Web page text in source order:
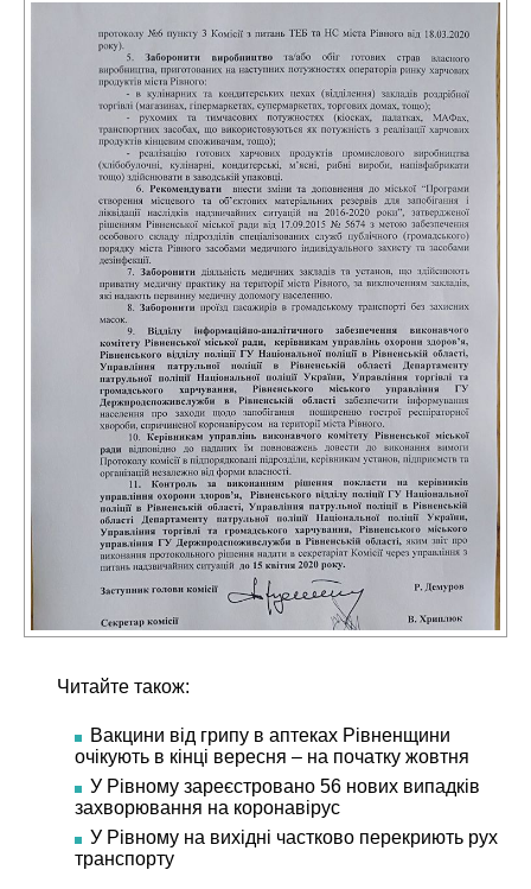
Читайте також:
Вакцини від грипу в аптеках Рівненщини
очікують в кінці вересня – на початку жовтня
У Рівному зареєстровано 56 нових випадків
захворювання на коронавірус
У Рівному на вихідні частково перекриють рух
транспорту